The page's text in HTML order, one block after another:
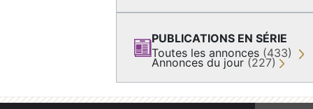
PUBLICATIONS EN SÉRIE
Toutes les annonces (433)
Annonces du jour (227)